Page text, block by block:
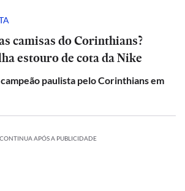
camisas do Corinthians?
estouro de cota da Nike
paulista pelo Corinthians em
CONTINUA APÓS A PUBLICIDADE